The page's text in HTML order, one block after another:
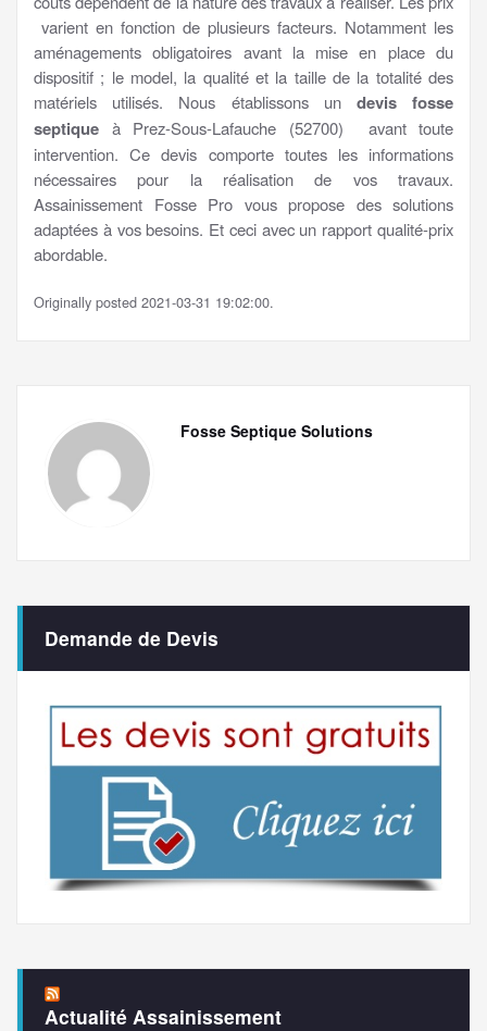
varient en fonction de plusieurs facteurs. Notamment les
aménagements obligatoires avant la mise en place du
dispositif ; le model, la qualité et la taille de la totalité des
matériels utilisés. Nous établissons un devis fosse
septique à Prez-Sous-Lafauche (52700) avant toute
intervention. Ce devis comporte toutes les informations
nécessaires pour la réalisation de vos travaux.
Assainissement Fosse Pro vous propose des solutions
adaptées à vos besoins. Et ceci avec un rapport qualité-prix
abordable.
Originally posted 2021-03-31 19:02:00.
Fosse Septique Solutions
Demande de Devis
Actualité Assainissement